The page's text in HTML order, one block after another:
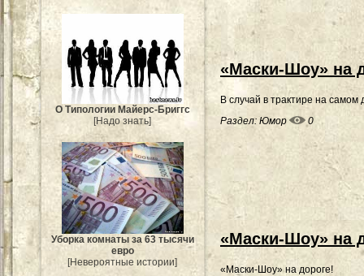
О Типологии Майерс-Бриггс
[Надо знать]
Уборка комнаты за 63 тысячи
евро
[Невероятные истории]
«Маски-Шоу» на
В случай в трактире на самом
Раздел: Юмор 0
«Маски-Шоу» на
«Маски-Шоу» на дороге!